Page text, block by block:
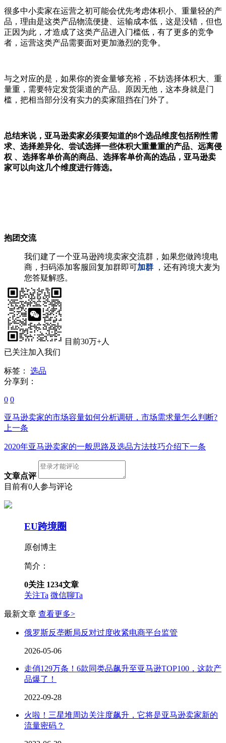
很多中小卖家在运营之初可能会优先考虑体积小、重量轻的产
品，理由是这类产品物流便捷、运输成本低，这是没错，但也
正因为此，才造成了这类产品进入门槛低，有了更多的竞争
者，运营这类产品需要面对更加激烈的竞争。
与之对应的是，如果你的资金量够充裕，不妨选择体积大、重
量重，需要特定发货渠道的产品。原因无他，这本身就是门
槛，把相当部分没有实力的卖家阻挡在门外了。
总结来说，亚马逊卖家必须要知道的8个选品维度包括刚性需
求、选择差异化、尝试选择一些体积大重量重的产品、远离侵
权 、选择客单价高的商品、选择客单价高的选品，亚马逊卖
家可以向这几个维度进行筛选。
抱团交流
我们建了一个亚马逊跨境卖家交流群，如果您做跨境电
商，扫码添加客服回复加群即可加群
，还有跨境大麦为
您答疑解惑。
目前30万+人
已关注加入我们
标签：
选品
分享到：
0 0
亚马逊卖家的市场容量如何分析调研，市场需求量怎么判断?
上一条
2020年亚马逊卖家的一般思路及选品方法技巧介绍下一条
文章点评
目前有0人参与评论
EU跨境圈
原创博主
简介：
0关注 1234文章
关注Ta 微信聊Ta
最新文章 查看更多>
俄罗斯反垄断局反对过度收紧电商平台监管
2026-05-06
走俏129万条！6款同类品飙升至亚马逊TOP100，这款产
品爆了！
2022-09-28
火啦！三星堆周边关注度飙升，它将是亚马逊卖家新的
流量密码？